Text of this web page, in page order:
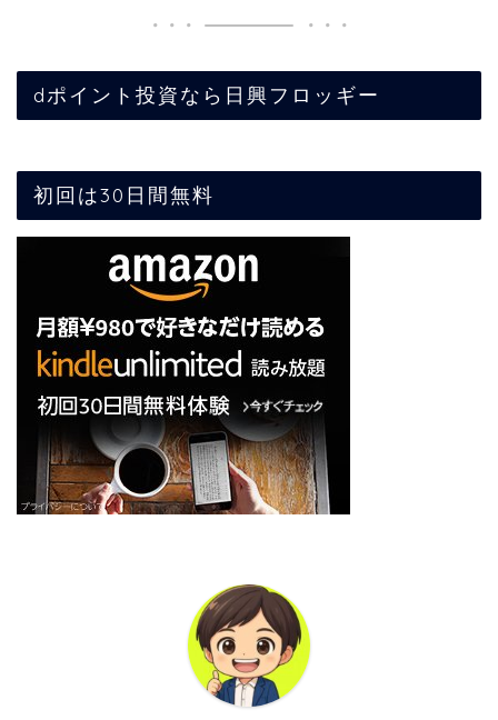
dポイント投資なら日興フロッギー
初回は30日間無料